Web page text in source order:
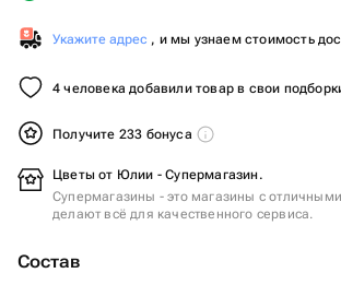
Укажите адрес , и мы узнаем стоимость
4 человека добавили товар в свои
Получите 233 бонуса
Цветы от Юлии - Супермагазин.
Супермагазины - это магазины с
делают всё для качественного сервиса.
Состав